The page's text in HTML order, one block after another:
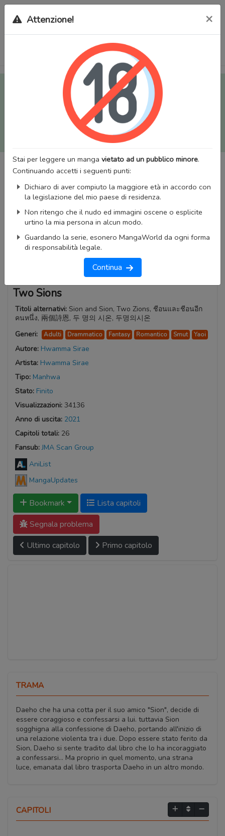
Tutti i Doujinshi e Manga per adulti (+18) sono stati trasferiti
sul nostro nuovo sito (
mangaworldadult.net
); invece, per i
Manga classici, puoi utilizzare
MangaWorld
Potrai effettuare illogincon il tuo account di MangaWorld
tutti i dati sono condivisi tra i due siti,
perderai alcun dato, inclusi bookmarks e premium
Attenzione! ×
Stai per leggere un manga vietato ad un pubblico minore.
Continuando accetti i seguenti punti:
Dichiaro di aver compiuto la maggiore età in accordo con
la legislazione del mio paese di residenza.
Non ritengo che il nudo ed immagini oscene o esplicite
urtino la mia persona in alcun modo.
Guardando la serie, esonero MangaWorld da ogni forma
di responsabilità legale.
Continua
Two Sions
Titoli alternativi: Sion and Sion, Two Zions, ชีอนและชีอนอีก
คนหนึ่ง, 兩個詩恩, 두 명의 시온, 두명의시온
Generi:
Adulti Drammatico Fantasy Romantico Smut Yaoi
Autore: Hwamma Sirae
Artista: Hwamma Sirae
Tipo: Manhwa
Stato: Finito
Visualizzazioni: 34136
Anno di uscita: 2021
Capitoli totali: 26
Fansub:JMA Scan Group
AniList
MangaUpdates
Bookmark
Lista capitoli
Segnala problema
Ultimo capitolo
Primo capitolo
TRAMA
Daeho che ha una cotta per il suo amico "Sion", decide di
essere coraggioso e confessarsi a lui. tuttavia Sion
sogghigna alla confessione di Daeho, portando all'inizio di
una relazione violenta tra i due. Dopo essere stato ferito da
Sion, Daeho si sente tradito dal libro che lo ha incoraggiato
a confessarsi... Ma proprio in quel momento, una strana
luce, emanata dal libro trasporta Daeho in un altro mondo.
CAPITOLI